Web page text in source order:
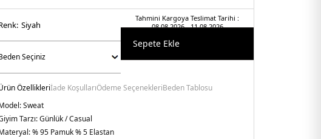
Tahmini Kargoya Teslimat Tarihi :
08.08.2026 - 11.08.2026
si̇yah
Sepete Ekle
Özellikleriİade KoşullarıÖdeme SeçenekleriBeden Tablosu
Sweat
Tarzı:Günlük / Casual
% 95 Pamuk % 5 Elastan